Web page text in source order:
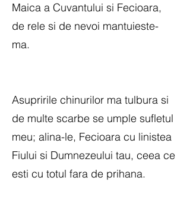
Maica a Cuvantului si Fecioara,
de rele si de nevoi mantuieste-
ma.
Asupririle chinurilor ma tulbura si
de multe scarbe se umple sufletul
meu; alina-le, Fecioara cu linistea
Fiului si Dumnezeului tau, ceea ce
esti cu totul fara de prihana.